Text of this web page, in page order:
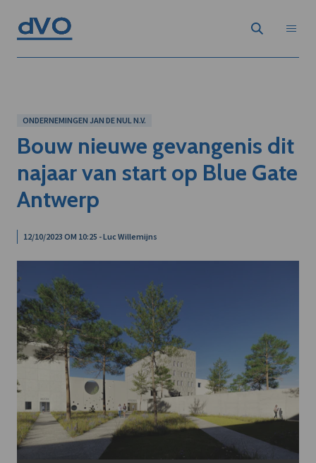
ONDERNEMINGEN JAN DE NUL N.V.
Bouw nieuwe gevangenis dit
najaar van start op Blue Gate
Antwerp
12/10/2023 OM 10:25 - Luc Willemijns